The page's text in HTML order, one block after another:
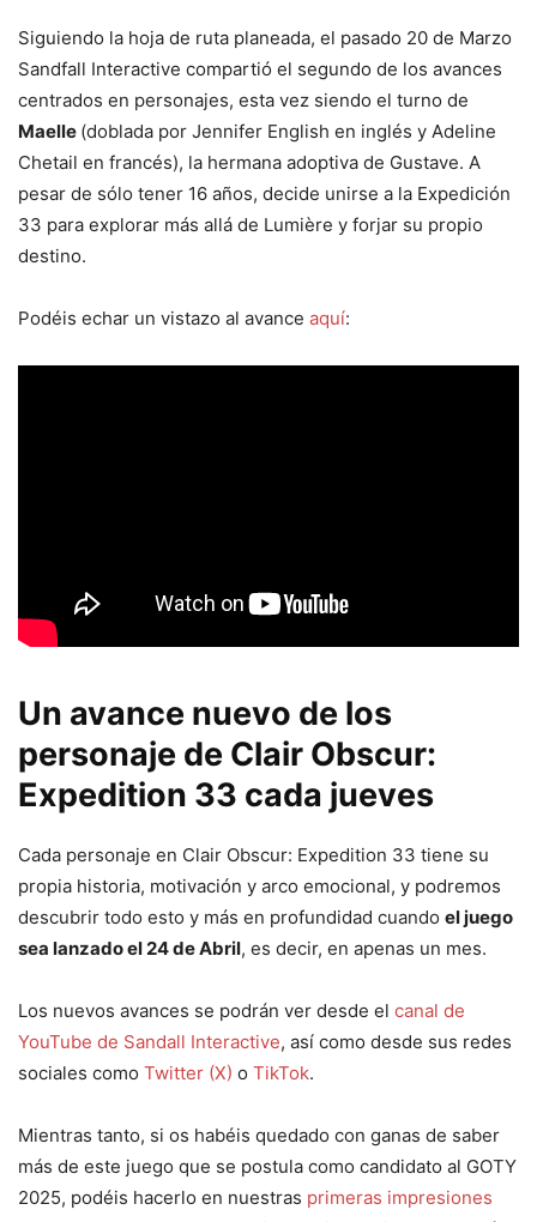
Siguiendo la hoja de ruta planeada, el pasado 20 de Marzo
Sandfall Interactive compartió el segundo de los avances
centrados en personajes, esta vez siendo el turno de
Maelle (doblada por Jennifer English en inglés y Adeline
Chetail en francés), la hermana adoptiva de Gustave. A
pesar de sólo tener 16 años, decide unirse a la Expedición
33 para explorar más allá de Lumière y forjar su propio
destino.
Podéis echar un vistazo al avance aquí:
Un avance nuevo de los
personaje de Clair Obscur:
Expedition 33 cada jueves
Cada personaje en Clair Obscur: Expedition 33 tiene su
propia historia, motivación y arco emocional, y podremos
descubrir todo esto y más en profundidad cuando el juego
sea lanzado el 24 de Abril, es decir, en apenas un mes.
Los nuevos avances se podrán ver desde el canal de
YouTube de Sandall Interactive, así como desde sus redes
sociales como Twitter (X) o TikTok.
Mientras tanto, si os habéis quedado con ganas de saber
más de este juego que se postula como candidato al GOTY
2025, podéis hacerlo en nuestras primeras impresiones